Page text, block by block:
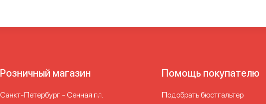
Розничный магазин
Cанкт-Петербург - Сенная пл.
Помощь покупателю
Подобрать бюстгальтер